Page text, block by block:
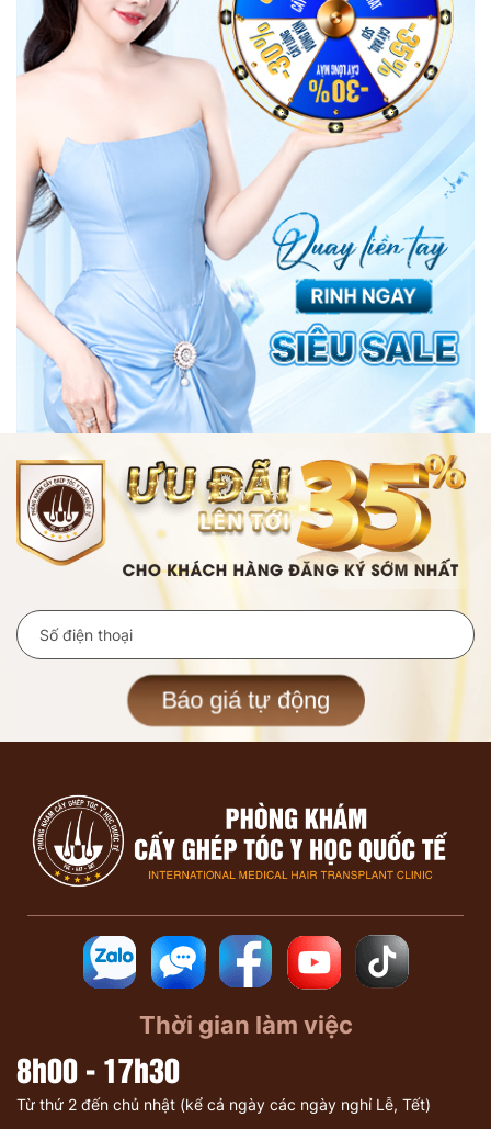
Báo giá tự động
Thời gian làm việc
8h00 - 17h30
Từ thứ 2 đến chủ nhật (kể cả ngày các ngày nghỉ Lễ, Tết)